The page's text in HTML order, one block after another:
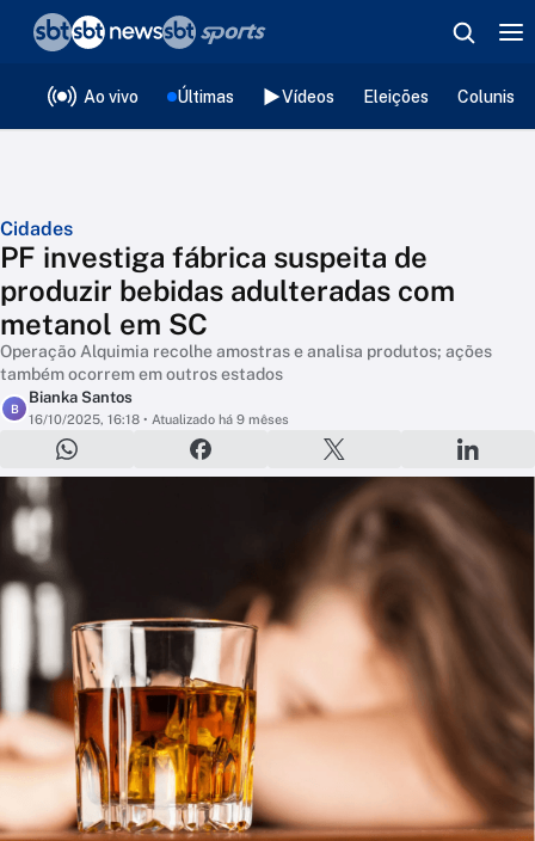
Ao vivo Últimas Vídeos Eleições
Cidades
PF investiga fábrica suspeita de
produzir bebidas adulteradas com
metanol em SC
Operação Alquimia recolhe amostras e analisa produtos; ações
também ocorrem em outros estados
B
Bianka Santos
16/10/2025, 16:18 • Atualizado há 9 mêses
❮voltar
Editorias